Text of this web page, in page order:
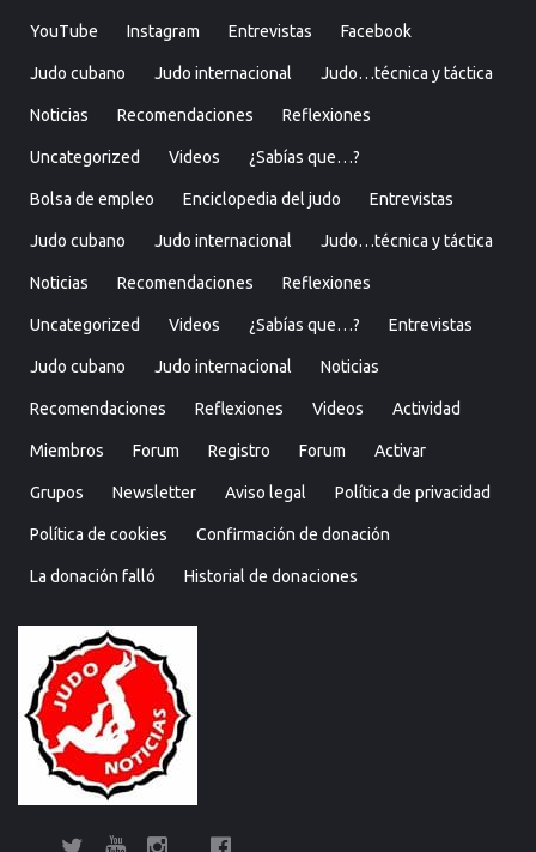
YouTube Instagram Entrevistas Facebook
Judo cubano Judo internacional Judo…técnica y táctica
Noticias Recomendaciones Reflexiones
Uncategorized Videos ¿Sabías que…?
Bolsa de empleo Enciclopedia del judo Entrevistas
Judo cubano Judo internacional Judo…técnica y táctica
Noticias Recomendaciones Reflexiones
Uncategorized Videos ¿Sabías que…? Entrevistas
Judo cubano Judo internacional Noticias
Recomendaciones Reflexiones Videos Actividad
Miembros Forum Registro Forum Activar
Grupos Newsletter Aviso legal Política de privacidad
Política de cookies Confirmación de donación
La donación falló Historial de donaciones